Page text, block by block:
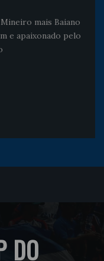
mais Baiano
e apaixonado pelo
DO